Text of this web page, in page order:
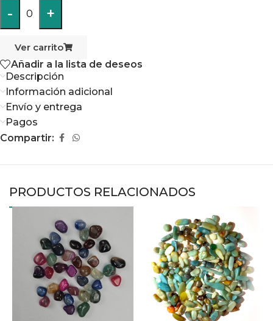
- 0 +
Ver carrito
Añadir a la lista de deseos
Descripción
Información adicional
Envío y entrega
Pagos
Compartir:
PRODUCTOS RELACIONADOS